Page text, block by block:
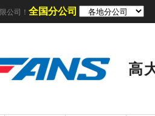
公司！ 全国分公司
高